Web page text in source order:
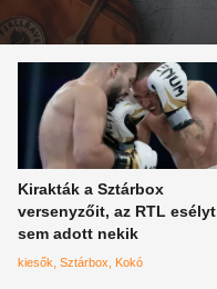
Kirakták a Sztárbox
versenyzőit, az RTL esélyt
sem adott nekik
kiesők Sztárbox Kokó